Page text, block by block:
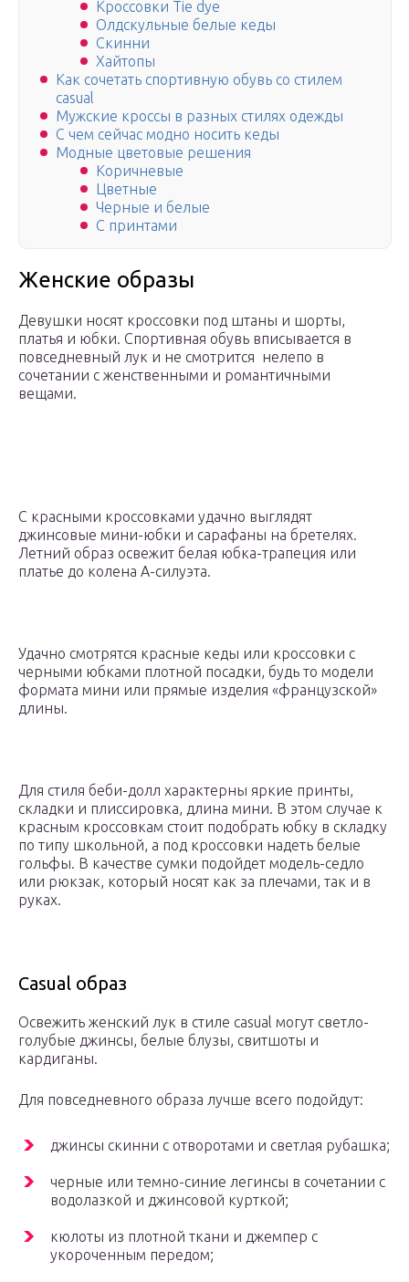
Кроссовки Tie dye
Олдскульные белые кеды
Скинни
Хайтопы
Как сочетать спортивную обувь со стилем
casual
Мужские кроссы в разных стилях одежды
С чем сейчас модно носить кеды
Модные цветовые решения
Коричневые
Цветные
Черные и белые
С принтами
Женские образы
Девушки носят кроссовки под штаны и шорты,
платья и юбки. Спортивная обувь вписывается в
повседневный лук и не смотрится нелепо в
сочетании с женственными и романтичными
вещами.
С красными кроссовками удачно выглядят
джинсовые мини-юбки и сарафаны на бретелях.
Летний образ освежит белая юбка-трапеция или
платье до колена А-силуэта.
Удачно смотрятся красные кеды или кроссовки с
черными юбками плотной посадки, будь то модели
формата мини или прямые изделия «французской»
длины.
Для стиля беби-долл характерны яркие принты,
складки и плиссировка, длина мини. В этом случае к
красным кроссовкам стоит подобрать юбку в складку
по типу школьной, а под кроссовки надеть белые
гольфы. В качестве сумки подойдет модель-седло
или рюкзак, который носят как за плечами, так и в
руках.
Casual образ
Освежить женский лук в стиле casual могут светло-
голубые джинсы, белые блузы, свитшоты и
кардиганы.
Для повседневного образа лучше всего подойдут:
джинсы скинни с отворотами и светлая рубашка;
черные или темно-синие легинсы в сочетании с
водолазкой и джинсовой курткой;
кюлоты из плотной ткани и джемпер с
укороченным передом;